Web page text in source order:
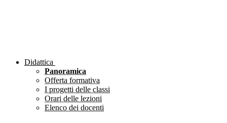
Didattica
Panoramica
Offerta formativa
I progetti delle classi
Orari delle lezioni
Elenco dei docenti